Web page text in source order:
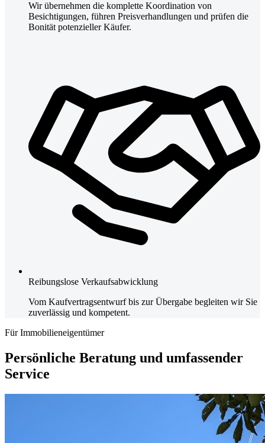
Wir übernehmen die komplette Koordination von
Besichtigungen, führen Preisverhandlungen und prüfen die
Bonität potenzieller Käufer.
Reibungslose Verkaufsabwicklung
Vom Kaufvertragsentwurf bis zur Übergabe begleiten wir Sie
zuverlässig und kompetent.
Für Immobilieneigentümer
Persönliche Beratung und umfassender
Service